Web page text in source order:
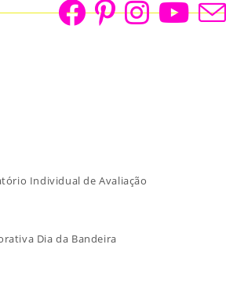
Individual de Avaliação
Dia da Bandeira